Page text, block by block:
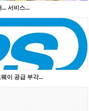
... 서비스...
이 공급 부각...